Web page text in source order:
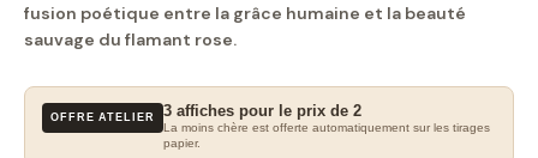
fusion poétique entre la grâce humaine et la beauté
sauvage du flamant rose.
OFFRE ATELIER 3 affiches pour le prix de 2
La moins chère est offerte automatiquement sur les tirages
papier.